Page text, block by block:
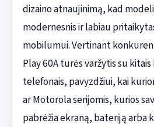
dizaino atnaujinimą, kad
modernesnis ir labiau
mobilumui. Vertinant
Play 60A turės varžytis su
telefonais, pavyzdžiui, kai
ar Motorola serijomis, kurios
pabrėžia ekraną, bateriją arba